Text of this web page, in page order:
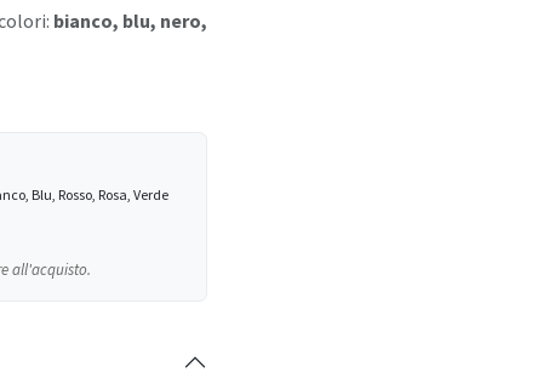
bianco, blu, nero,
Blu, Rosso, Rosa, Verde
all'acquisto.